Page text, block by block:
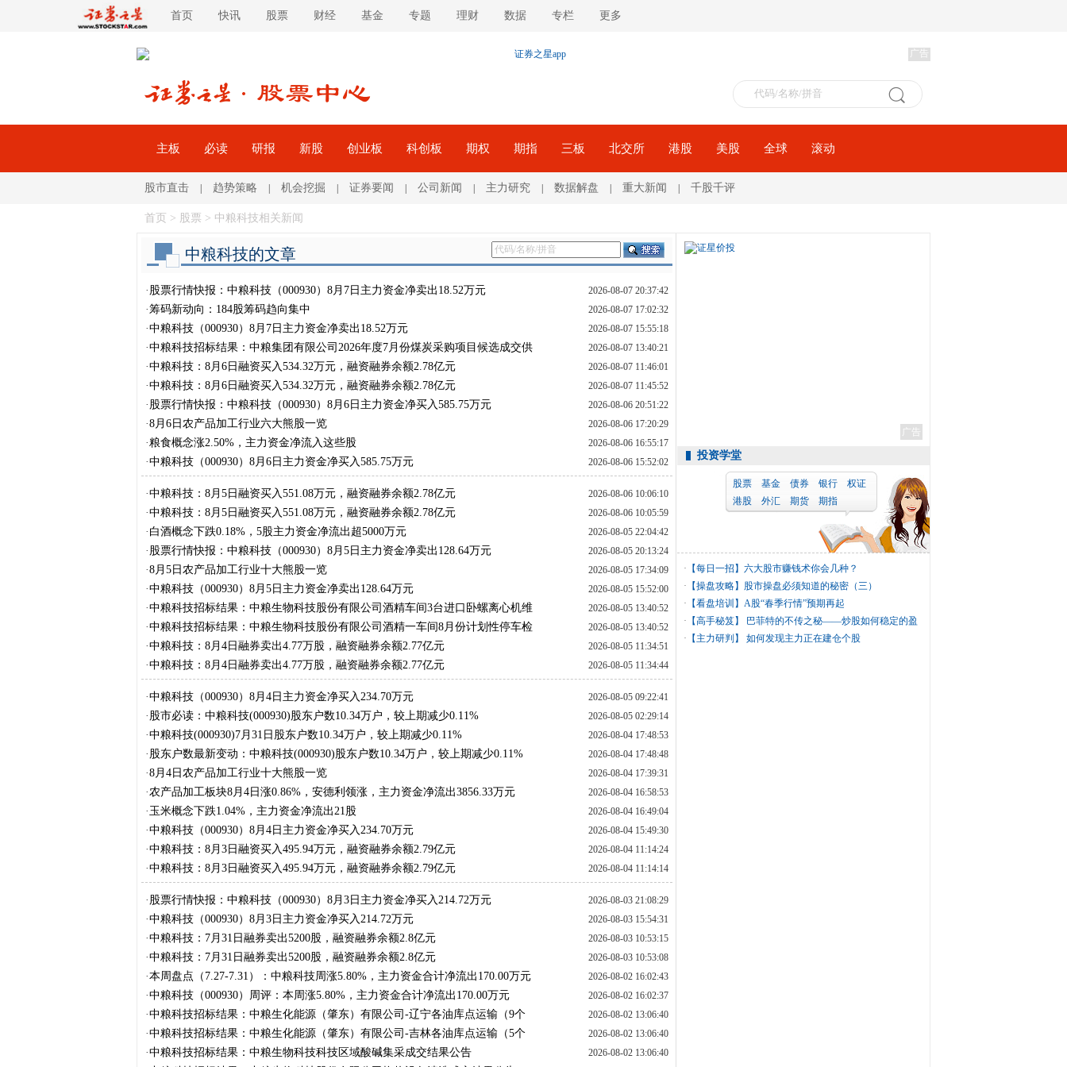
首页 快讯 股票 财经 基金 专题 理财 数据 专栏 更多
广告
主板 必读 研报 新股 创业板 科创板 期权 期指 三板 北交所 港股 美股 全球 滚动
股市直击 趋势策略 机会挖掘 证券要闻 公司新闻 主力研究 数据解盘 重大新闻 千股千评
首页 > 股票 > 中粮科技相关新闻
中粮科技的文章
· 股票行情快报：中粮科技（000930）8月7日主力资金净卖出18.52万元 2026-08-07 20:37:42
·筹码新动向：184股筹码趋向集中 2026-08-07 17:02:32
·中粮科技（000930）8月7日主力资金净卖出18.52万元 2026-08-07 15:55:18
·中粮科技招标结果：中粮集团有限公司2026年度7月份煤炭采购项目候选成交供
应商公示
2026-08-07 13:40:21
·中粮科技：8月6日融资买入534.32万元，融资融券余额2.78亿元 2026-08-07 11:46:01
·中粮科技：8月6日融资买入534.32万元，融资融券余额2.78亿元 2026-08-07 11:45:52
· 股票行情快报：中粮科技（000930）8月6日主力资金净买入585.75万元 2026-08-06 20:51:22
·8月6日农产品加工行业六大熊股一览 2026-08-06 17:20:29
·粮食概念涨2.50%，主力资金净流入这些股 2026-08-06 16:55:17
·中粮科技（000930）8月6日主力资金净买入585.75万元 2026-08-06 15:52:02
·中粮科技：8月5日融资买入551.08万元，融资融券余额2.78亿元 2026-08-06 10:06:10
·中粮科技：8月5日融资买入551.08万元，融资融券余额2.78亿元 2026-08-06 10:05:59
· 白酒概念下跌0.18%，5股主力资金净流出超5000万元 2026-08-05 22:04:42
· 股票行情快报：中粮科技（000930）8月5日主力资金净卖出128.64万元 2026-08-05 20:13:24
·8月5日农产品加工行业十大熊股一览 2026-08-05 17:34:09
·中粮科技（000930）8月5日主力资金净卖出128.64万元 2026-08-05 15:52:00
·中粮科技招标结果：中粮生物科技股份有限公司酒精车间3台进口卧螺离心机维
修成交结果公告
2026-08-05 13:40:52
·中粮科技招标结果：中粮生物科技股份有限公司酒精一车间8月份计划性停车检
修工程成交结果公告
2026-08-05 13:40:52
·中粮科技：8月4日融券卖出4.77万股，融资融券余额2.77亿元 2026-08-05 11:34:51
·中粮科技：8月4日融券卖出4.77万股，融资融券余额2.77亿元 2026-08-05 11:34:44
·中粮科技（000930）8月4日主力资金净买入234.70万元 2026-08-05 09:22:41
· 股市必读：中粮科技(000930)股东户数10.34万户，较上期减少0.11% 2026-08-05 02:29:14
·中粮科技(000930)7月31日股东户数10.34万户，较上期减少0.11% 2026-08-04 17:48:53
· 股东户数最新变动：中粮科技(000930)股东户数10.34万户，较上期减少0.11% 2026-08-04 17:48:48
·8月4日农产品加工行业十大熊股一览 2026-08-04 17:39:31
·农产品加工板块8月4日涨0.86%，安德利领涨，主力资金净流出3856.33万元 2026-08-04 16:58:53
· 玉米概念下跌1.04%，主力资金净流出21股 2026-08-04 16:49:04
·中粮科技（000930）8月4日主力资金净买入234.70万元 2026-08-04 15:49:30
·中粮科技：8月3日融资买入495.94万元，融资融券余额2.79亿元 2026-08-04 11:14:24
·中粮科技：8月3日融资买入495.94万元，融资融券余额2.79亿元 2026-08-04 11:14:14
· 股票行情快报：中粮科技（000930）8月3日主力资金净买入214.72万元 2026-08-03 21:08:29
·中粮科技（000930）8月3日主力资金净买入214.72万元 2026-08-03 15:54:31
·中粮科技：7月31日融券卖出5200股，融资融券余额2.8亿元 2026-08-03 10:53:15
·中粮科技：7月31日融券卖出5200股，融资融券余额2.8亿元 2026-08-03 10:53:08
·本周盘点（7.27-7.31）：中粮科技周涨5.80%，主力资金合计净流出170.00万元 2026-08-02 16:02:43
·中粮科技（000930）周评：本周涨5.80%，主力资金合计净流出170.00万元 2026-08-02 16:02:37
·中粮科技招标结果：中粮生化能源（肇东）有限公司-辽宁各油库点运输（9个
点）成交结果公告
2026-08-02 13:06:40
·中粮科技招标结果：中粮生化能源（肇东）有限公司-吉林各油库点运输（5个
点）成交结果公告
2026-08-02 13:06:40
·中粮科技招标结果：中粮生物科技科技区域酸碱集采成交结果公告 2026-08-02 13:06:40
广告
投资学堂
股票 基金 债券 银行
权证
港股
外汇 期货 期指
· 【每日一招】 六大股市赚钱术你会几种？
· 【操盘攻略】 股市操盘必须知道的秘密（三）
· 【看盘培训】 A股“春季行情”预期再起
· 【高手秘笈】
巴菲特的不传之秘——炒股如何稳定的盈
利
· 【主力研判】 如何发现主力正在建仓个股